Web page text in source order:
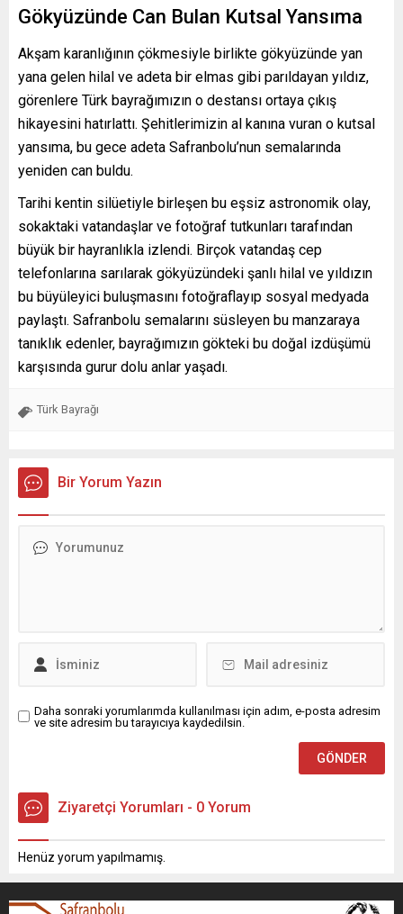
Gökyüzünde Can Bulan Kutsal Yansıma
Akşam karanlığının çökmesiyle birlikte gökyüzünde yan
yana gelen hilal ve adeta bir elmas gibi parıldayan yıldız,
görenlere Türk bayrağımızın o destansı ortaya çıkış
hikayesini hatırlattı. Şehitlerimizin al kanına vuran o kutsal
yansıma, bu gece adeta Safranbolu’nun semalarında
yeniden can buldu.
Tarihi kentin silüetiyle birleşen bu eşsiz astronomik olay,
sokaktaki vatandaşlar ve fotoğraf tutkunları tarafından
büyük bir hayranlıkla izlendi. Birçok vatandaş cep
telefonlarına sarılarak gökyüzündeki şanlı hilal ve yıldızın
bu büyüleyici buluşmasını fotoğraflayıp sosyal medyada
paylaştı. Safranbolu semalarını süsleyen bu manzaraya
tanıklık edenler, bayrağımızın gökteki bu doğal izdüşümü
karşısında gurur dolu anlar yaşadı.
Türk Bayrağı
Bir Yorum Yazın
Daha sonraki yorumlarımda kullanılması için adım, e-posta adresim
ve site adresim bu tarayıcıya kaydedilsin.
Ziyaretçi Yorumları - 0 Yorum
Henüz yorum yapılmamış.